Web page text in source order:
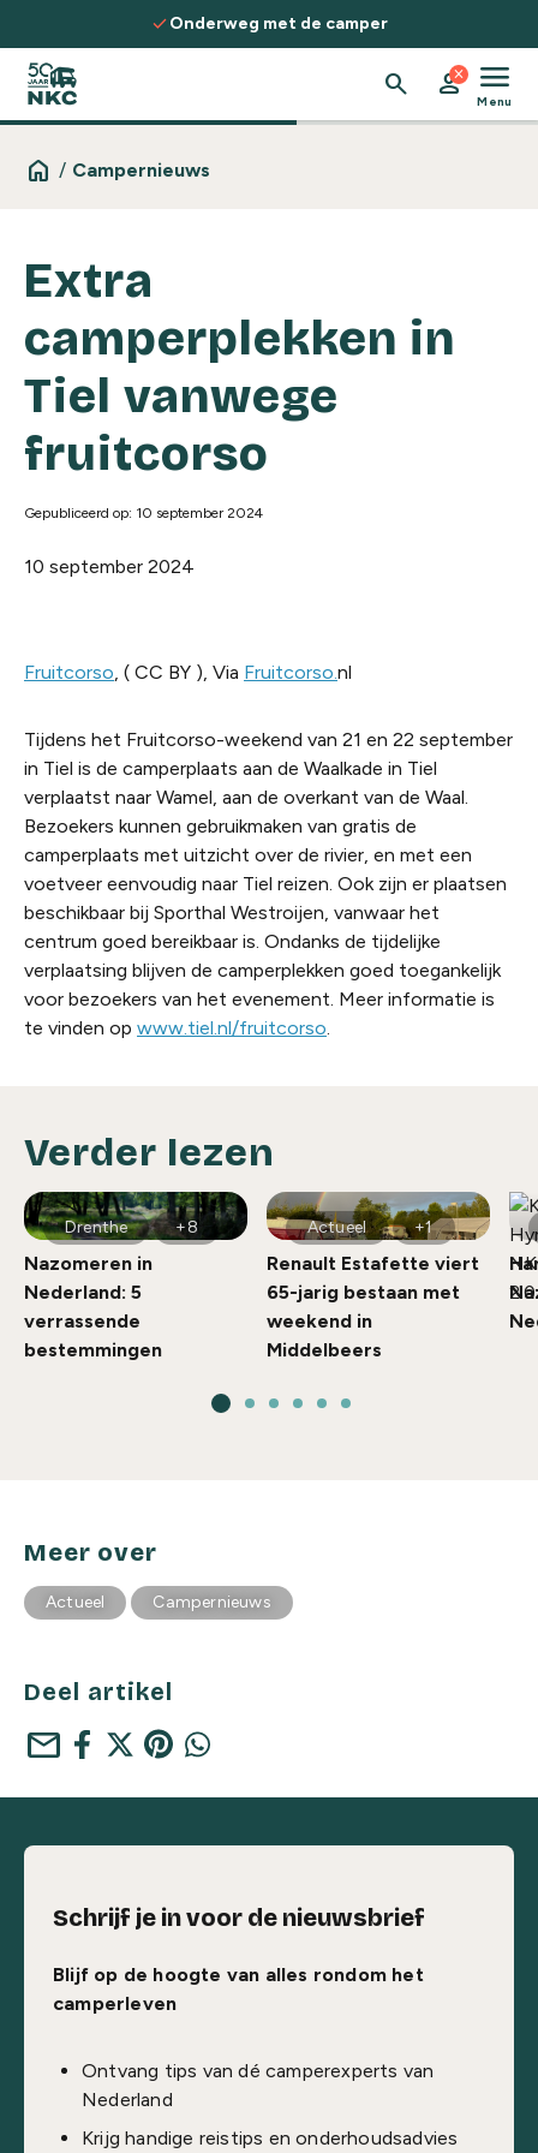
Spring naar de inhoud
checkOnderweg met de camper
search person
close menu
Menu
home / Campernieuws
Extra
camperplekken in
Tiel vanwege
fruitcorso
Gepubliceerd op: 10 september 2024
10 september 2024
Fruitcorso, ( CC BY ), Via Fruitcorso.nl
Tijdens het Fruitcorso-weekend van 21 en 22 september
in Tiel is de camperplaats aan de Waalkade in Tiel
verplaatst naar Wamel, aan de overkant van de Waal.
Bezoekers kunnen gebruikmaken van gratis de
camperplaats met uitzicht over de rivier, en met een
voetveer eenvoudig naar Tiel reizen. Ook zijn er plaatsen
beschikbaar bij Sporthal Westroijen, vanwaar het
centrum goed bereikbaar is. Ondanks de tijdelijke
verplaatsing blijven de camperplekken goed toegankelijk
voor bezoekers van het evenement. Meer informatie is
te vinden op www.tiel.nl/fruitcorso.
Verder lezen
Drenthe +8
Nazomeren in
Nederland: 5
verrassende
bestemmingen
Actueel +1
Renault Estafette viert
65-jarig bestaan met
weekend in
Middelbeers
Meer over
Actueel Campernieuws
Deel artikel
mail
Schrijf je in voor de nieuwsbrief
Blijf op de hoogte van alles rondom het
camperleven
Ontvang tips van dé camperexperts van
Nederland
Krijg handige reistips en onderhoudsadvies